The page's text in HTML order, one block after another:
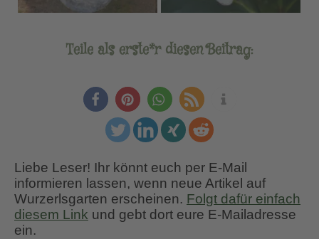
Teile als erste*r diesen Beitrag:
Liebe Leser! Ihr könnt euch per E-Mail
informieren lassen, wenn neue Artikel auf
Wurzerlsgarten erscheinen. Folgt dafür einfach
diesem Link und gebt dort eure E-Mailadresse
ein.